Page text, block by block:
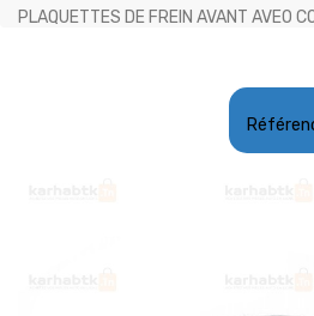
PLAQUETTES DE FREIN AVANT AVEO